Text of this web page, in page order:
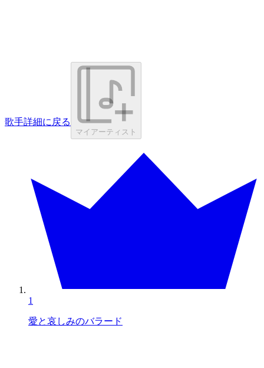
歌手詳細に戻る
マイアーティスト
1
愛と哀しみのバラード